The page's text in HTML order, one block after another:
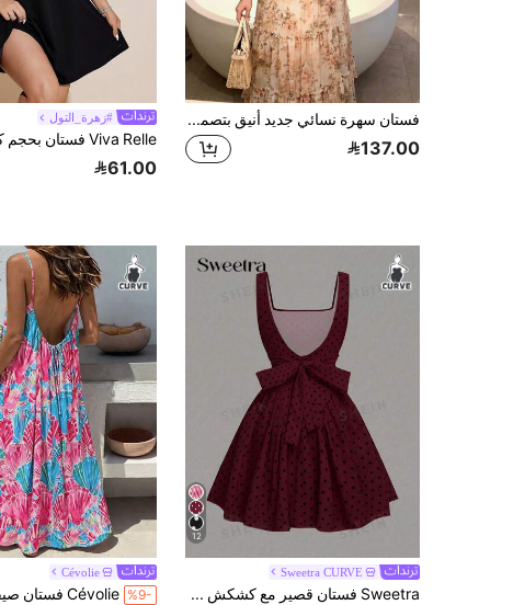
فستان سهرة نسائي جديد أنيق بتصميم زهري رومانسي مقاس كبير للعطلات
137.00
#زهرة_التول
61.00
12
Sweetra CURVE
Sweetra فستان قصير مع كشكش وربطة عنق بنقاط على حمالات رفيعة، لطيف وحلو
Cévolie
%9-